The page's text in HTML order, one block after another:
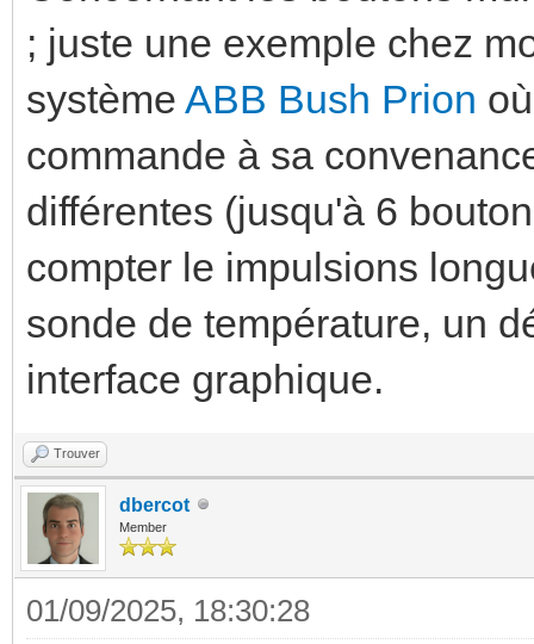
; juste une exemple chez
système ABB Bush Prion
commande à sa
différentes (jusqu'à 6
compter le impulsions
sonde de température, un
interface graphique.
Trouver
dbercot
Member
01/09/2025, 18:30:28